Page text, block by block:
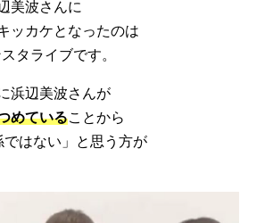
美波さんに
ッカケとなったのは
タライブです。
浜辺美波さんが
めていることから
ではない」と思う方が